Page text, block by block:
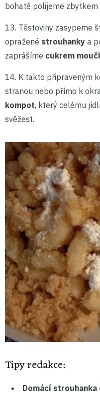
bohatě polijeme
13. Těstoviny zasypeme
opražené strouhanky a
zaprášíme cukrem
14. K takto připraveným
stranou nebo přímo k
kompot, který celému
svěžest.
Tipy redakce:
Domácí